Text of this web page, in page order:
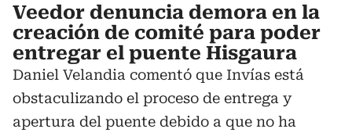
Veedor denuncia demora en la
creación de comité para poder
entregar el puente Hisgaura
Daniel Velandia comentó que Invías está
obstaculizando el proceso de entrega y
apertura del puente debido a que no ha